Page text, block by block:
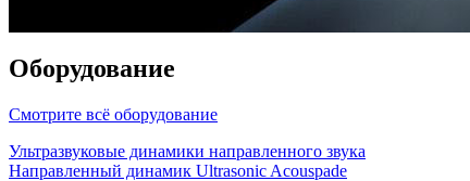
Оборудование
Смотрите всё оборудование
Ультразвуковые динамики направленного звука
Направленный динамик Ultrasonic Acouspade